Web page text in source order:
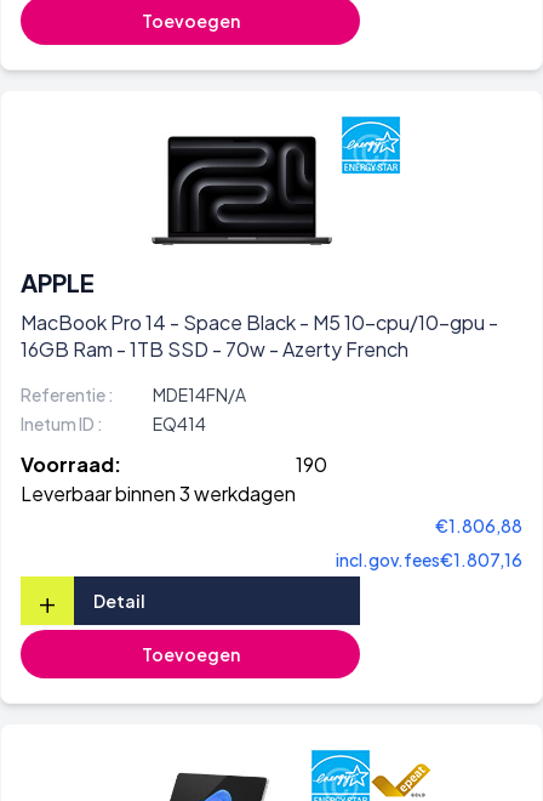
Toevoegen
APPLE
MacBook Pro 14 - Space Black - M5 10-cpu/10-gpu -
16GB Ram - 1TB SSD - 70w - Azerty French
Referentie :
MDE14FN/A
Inetum ID :
EQ414
Voorraad:
190
Leverbaar binnen 3 werkdagen
€1.806,88
incl.gov.fees€1.807,16
+ Detail
Toevoegen